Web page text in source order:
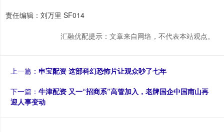
责任编辑：刘万里 SF014
汇融优配提示：文章来自网络，不代表本站观点。
上一篇： 申宝配资 这部科幻恐怖片让观众吵了七年
下一篇： 牛津配资 又一“招商系”高管加入，老牌国企中国南山再
迎人事变动